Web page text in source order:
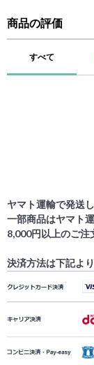
商品の評価
すべて
ヤマト運輸で発送し
一部商品はヤマト
8,000円以上のご注
決済方法は下記よ